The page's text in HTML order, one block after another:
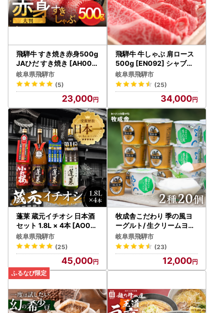
飛騨牛 すき焼き赤身500g
JAひだ すき焼き [AH006
]
岐阜県飛騨市
(5)
23,000
飛騨牛 牛しゃぶ 肩ロース
500g [EN092] シャブシ
ャブ
岐阜県飛騨市
(25)
34,000
蓬莱 蔵元イチオシ 日本酒
セット 1.8L × 4本 [AO00
3]
岐阜県飛騨市
(25)
45,000
牧成舎こだわり 季の風ヨ
ーグルト/ 生クリームヨー
グルト 計20個 [AI004]
岐阜県飛騨市
(23)
12,000